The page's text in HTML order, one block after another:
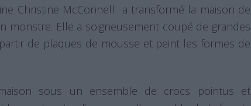
Christine McConnell a transformé la maison de
monstre. Elle a soigneusement coupé de grandes
de plaques de mousse et peint les formes de
sous un ensemble de crocs pointus et